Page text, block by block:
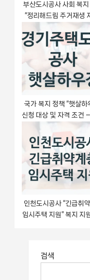
부산도시공사 사회 복지
“정리해드림 주거재생
– 신청 기준과 서류
국가 복지 정책 “햇살하
신청 대상 및 자격 조건
주택도시공사
인천도시공사 “긴급취
임시주택 지원” 복지 지
검색